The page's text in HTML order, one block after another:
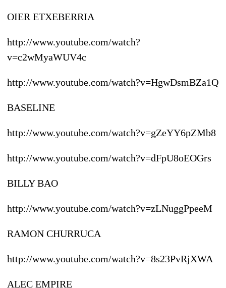
OIER ETXEBERRIA
http://www.youtube.com/watch?
v=c2wMyaWUV4c
http://www.youtube.com/watch?v=HgwDsmBZa1Q
BASELINE
http://www.youtube.com/watch?v=gZeYY6pZMb8
http://www.youtube.com/watch?v=dFpU8oEOGrs
BILLY BAO
http://www.youtube.com/watch?v=zLNuggPpeeM
RAMON CHURRUCA
http://www.youtube.com/watch?v=8s23PvRjXWA
ALEC EMPIRE